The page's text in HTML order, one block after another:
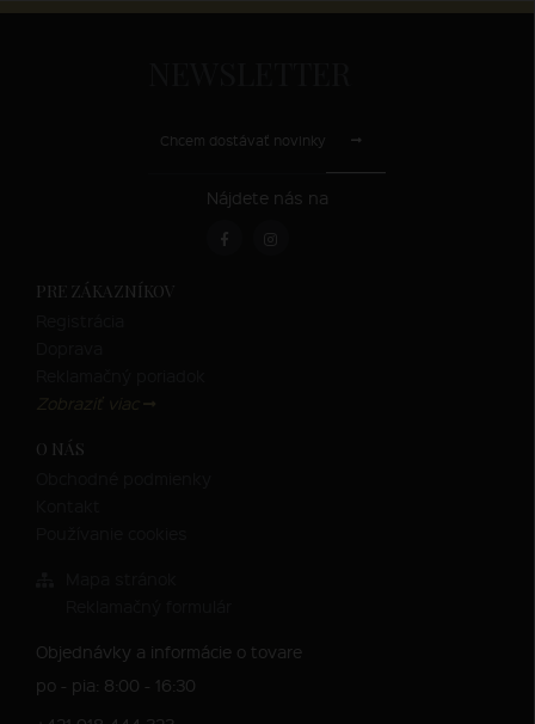
Chcem dostávať novinky
Nájdete nás na
PRE ZÁKAZNÍKOV
O NÁS
Objednávky a informácie o tovare
po - pia: 8:00 - 16:30